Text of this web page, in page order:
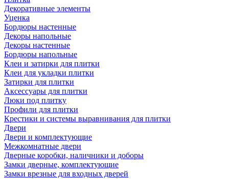
Декоративные элементы
Уценка
Бордюры настенные
Декоры напольные
Декоры настенные
Бордюры напольные
Клеи и затирки для плитки
Клеи для укладки плитки
Затирки для плитки
Аксессуары для плитки
Люки под плитку
Профили для плитки
Крестики и системы выравнивания для плитки
Двери
Двери и комплектующие
Межкомнатные двери
Дверные коробки, наличники и доборы
Замки дверные, комплектующие
Замки врезные для входных дверей